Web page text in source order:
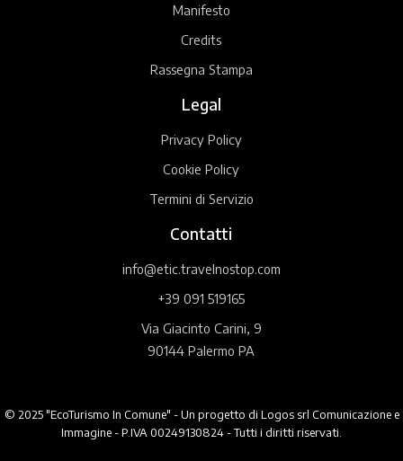
Manifesto
Credits
Rassegna Stampa
Legal
Privacy Policy
Cookie Policy
Termini di Servizio
Contatti
info@etic.travelnostop.com
+39 091 519165
Via Giacinto Carini, 9
90144 Palermo PA
© 2025 "EcoTurismo In Comune" - Un progetto di Logos srl Comunicazione e
Immagine - P.IVA 00249130824 - Tutti i diritti riservati.